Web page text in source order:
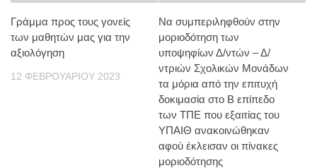
Γράμμα προς τους γονείς
των μαθητών μας για την
αξιολόγηση
12 ΦΕΒΡΟΥΑΡΊΟΥ 2023
Να συμπεριληφθούν στην
μοριοδότηση των
υποψηφίων Δ/ντών – Δ/
ντριών Σχολικών Μονάδων
τα μόρια από την επιτυχή
δοκιμασία στο Β επίπεδο
των ΤΠΕ που εξαιτίας του
ΥΠΑΙΘ ανακοινώθηκαν
αφού έκλεισαν οι πίνακες
μοριοδότησης